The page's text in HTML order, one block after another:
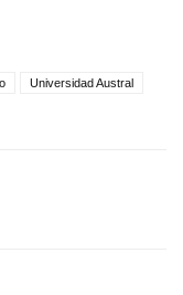
Universidad Austral